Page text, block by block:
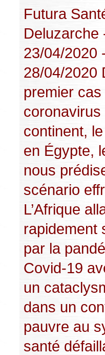
Futura
Deluzarche
23/04/2020
28/04/2020
premier cas
coronavirus
continent,
en Égypte,
nous
scénario
L’Afrique
rapidement
par la
Covid-19
un
dans un
pauvre au
santé